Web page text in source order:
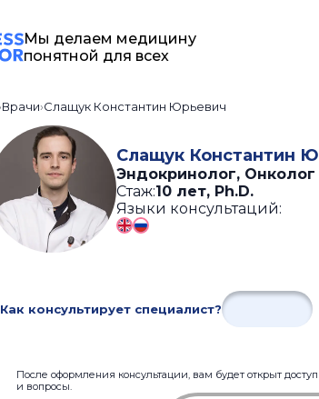
Мы делаем медицину
понятной для всех
Врачи Слащук Константин Юрьевич
Слащук Константин
Эндокринолог, Онколог
Стаж:10 лет, Ph.D.
Языки консультаций:
Как консультирует специалист?
После оформления консультации, вам будет открыт
и вопросы.